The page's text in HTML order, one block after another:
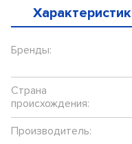
Бренды:
Страна
происхождения:
Производитель: